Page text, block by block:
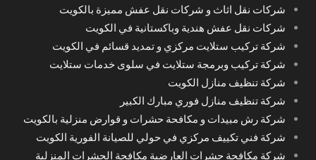
شركات نقل اثاث و شركات نقل عفش مميزة بالكويت
شركات نقل عفش هندية وباكستانية في الكويت
شركة تركيب ستلايت مركزي و تمديد قسائم في الكويت
شركة تركيب وبرمجة ستلايت في سلوى خدمات ستلايت
شركة تنظيف منازل الكويت
شركة تنظيف منازل فوري مبارك الكبير
شركة رش مبيدات و مكافحة حشرات و قوارض منزلية بالكويت
شركة فني تكييف مركزي في حولي للصيانة الفورية الكويت
شركة مكافحة حشرات العارضية مكافحة الحشرات المنزلية